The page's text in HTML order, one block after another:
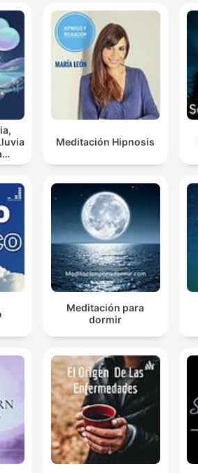
Meditación Hipnosis
Meditación para
dormir